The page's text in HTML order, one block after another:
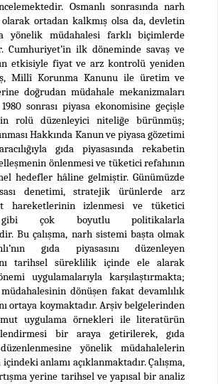
Osmanlı sonrasında narh
ortadan kalkmış olsa da, devletin
yönelik müdahalesi farklı biçimlerde
Cumhuriyet’in ilk döneminde savaş ve
etkisiyle fiyat ve arz kontrolü yeniden
Millî Korunma Kanunu ile üretim ve
doğrudan müdahale mekanizmaları
sonrası piyasa ekonomisine geçişle
rolü düzenleyici niteliğe bürünmüş;
Hakkında Kanun ve piyasa gözetimi
gıda piyasasında rekabetin
önlenmesi ve tüketici refahının
hedefler hâline gelmiştir. Günümüzde
denetimi, stratejik ürünlerde arz
hareketlerinin izlenmesi ve tüketici
gibi çok boyutlu politikalarla
Bu çalışma, narh sistemi başta olmak
gıda piyasasını düzenleyen
tarihsel süreklilik içinde ele alarak
uygulamalarıyla karşılaştırmakta;
dönüşen fakat devamlılık
ortaya koymaktadır. Arşiv belgelerinden
uygulama örnekleri ile literatürün
bir araya getirilerek, gıda
yönelik müdahalelerin
anlamı açıklanmaktadır. Çalışma,
yerine tarihsel ve yapısal bir analiz